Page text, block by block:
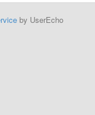
by UserEcho